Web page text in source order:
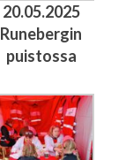
20.05.2025
Runebergin
puistossa